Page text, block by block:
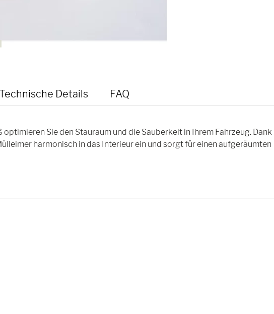
Details FAQ
Sie den Stauraum und die Sauberkeit in Ihrem Fahrzeug. Dank
harmonisch in das Interieur ein und sorgt für einen aufgeräumten